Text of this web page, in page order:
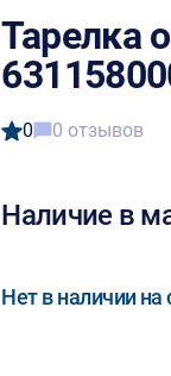
Тарелка
0 0 отзывов
Наличие в
Нет в наличии на